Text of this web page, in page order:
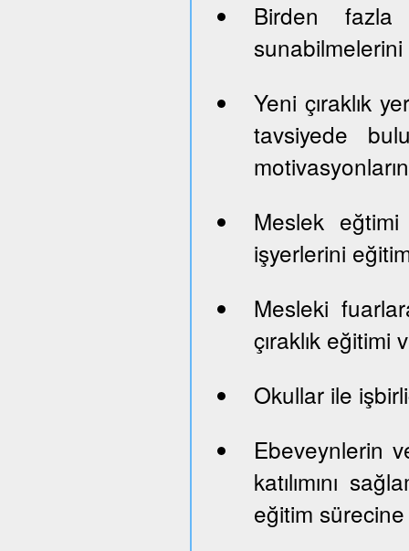
Birden fazla
Yeni çıraklık
tavsiyede
Meslek
işyerlerini
Mesleki
çıraklık
Okullar ile
Ebeveynlerin
katılımını
eğitim sürecine